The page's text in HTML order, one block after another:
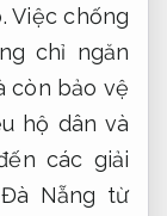
Việc chống
chỉ ngăn
còn bảo vệ
hộ dân và
các giải
Nẵng từ